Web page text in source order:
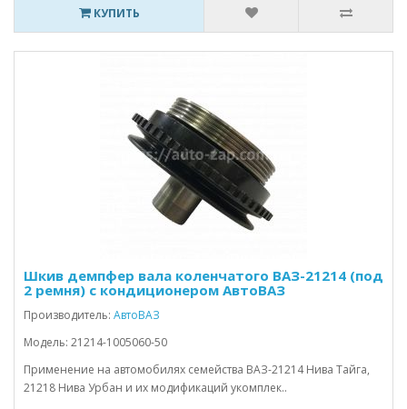
КУПИТЬ
Шкив демпфер вала коленчатого ВАЗ-21214 (под
2 ремня) с кондиционером АвтоВАЗ
Производитель: АвтоВАЗ
Модель: 21214-1005060-50
Применение на автомобилях семейства ВАЗ-21214 Нива Тайга,
21218 Нива Урбан и их модификаций укомплек..